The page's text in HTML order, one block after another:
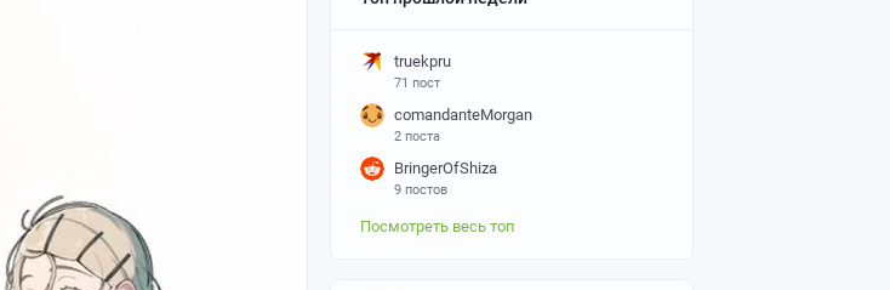
truekpru
71 пост
comandanteMorgan
2 поста
BringerOfShiza
9 постов
Посмотреть весь топ